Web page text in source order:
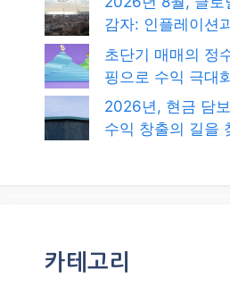
감자: 인플레이션
초단기 매매의 정
핑으로 수익 극대
2026년, 현금 담
수익 창출의 길을
카테고리